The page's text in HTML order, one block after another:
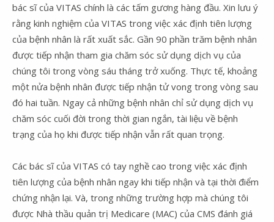
bác sĩ của VITAS chính là các tấm gương hàng đầu. Xin lưu ý
rằng kinh nghiệm của VITAS trong việc xác định tiên lượng
của bệnh nhân là rất xuất sắc. Gần 90 phần trăm bệnh nhân
được tiếp nhận tham gia chăm sóc sử dụng dịch vụ của
chúng tôi trong vòng sáu tháng trở xuống. Thực tế, khoảng
một nửa bệnh nhân được tiếp nhận tử vong trong vòng sau
đó hai tuần. Ngay cả những bệnh nhân chỉ sử dụng dịch vụ
chăm sóc cuối đời trong thời gian ngắn, tài liệu về bệnh
trạng của họ khi được tiếp nhận vẫn rất quan trọng.
Các bác sĩ của VITAS có tay nghề cao trong việc xác định
tiên lượng của bệnh nhân ngay khi tiếp nhận và tại thời điểm
chứng nhận lại. Và, trong những trường hợp mà chúng tôi
được Nhà thầu quản trị Medicare (MAC) của CMS đánh giá